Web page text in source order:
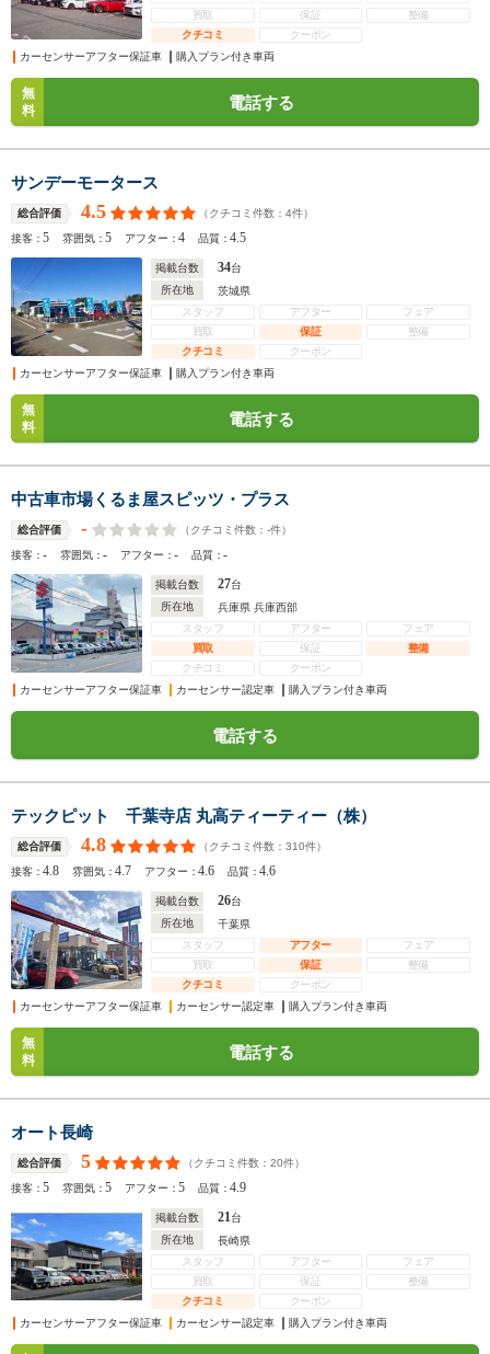
買取
保証
整備
クチコミ
クーポン
カーセンサーアフター保証車
購入プラン付き車両
無
料
電話する
サンデーモータース
総合評価 4.5 （クチコミ件数： 4件）
接客：5 雰囲気：5 アフター：4 品質：4.5
掲載台数 34台
所在地
茨城県
スタッフ
アフター
フェア
買取
保証
整備
クチコミ
クーポン
カーセンサーアフター保証車
購入プラン付き車両
無
料
電話する
中古車市場くるま屋スピッツ・プラス
総合評価 - （クチコミ件数： -件）
接客：- 雰囲気：- アフター：- 品質：-
掲載台数 27台
所在地
兵庫県 兵庫西部
スタッフ
アフター
フェア
買取
保証
整備
クチコミ
クーポン
カーセンサーアフター保証車
カーセンサー認定車 購入プラン付き車両
電話する
テックピット 千葉寺店 丸高ティーティー（株）
総合評価 4.8 （クチコミ件数： 310件）
接客：4.8 雰囲気：4.7 アフター：4.6 品質：4.6
掲載台数 26台
所在地
千葉県
スタッフ
アフター
フェア
買取
保証
整備
クチコミ
クーポン
カーセンサーアフター保証車
カーセンサー認定車 購入プラン付き車両
無
料
電話する
オート長崎
総合評価 5 （クチコミ件数： 20件）
接客：5 雰囲気：5 アフター：5 品質：4.9
掲載台数 21台
所在地
長崎県
スタッフ
アフター
フェア
買取
保証
整備
クチコミ
クーポン
カーセンサーアフター保証車
カーセンサー認定車 購入プラン付き車両